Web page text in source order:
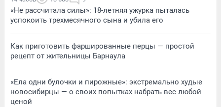
«Не рассчитала силы»: 18-летняя ужурка пыталась
успокоить трехмесячного сына и убила его
Как приготовить фаршированные перцы — простой
рецепт от жительницы Барнаула
«Ела одни булочки и пирожные»: экстремально худые
новосибирцы — о своих попытках набрать вес любой
ценой